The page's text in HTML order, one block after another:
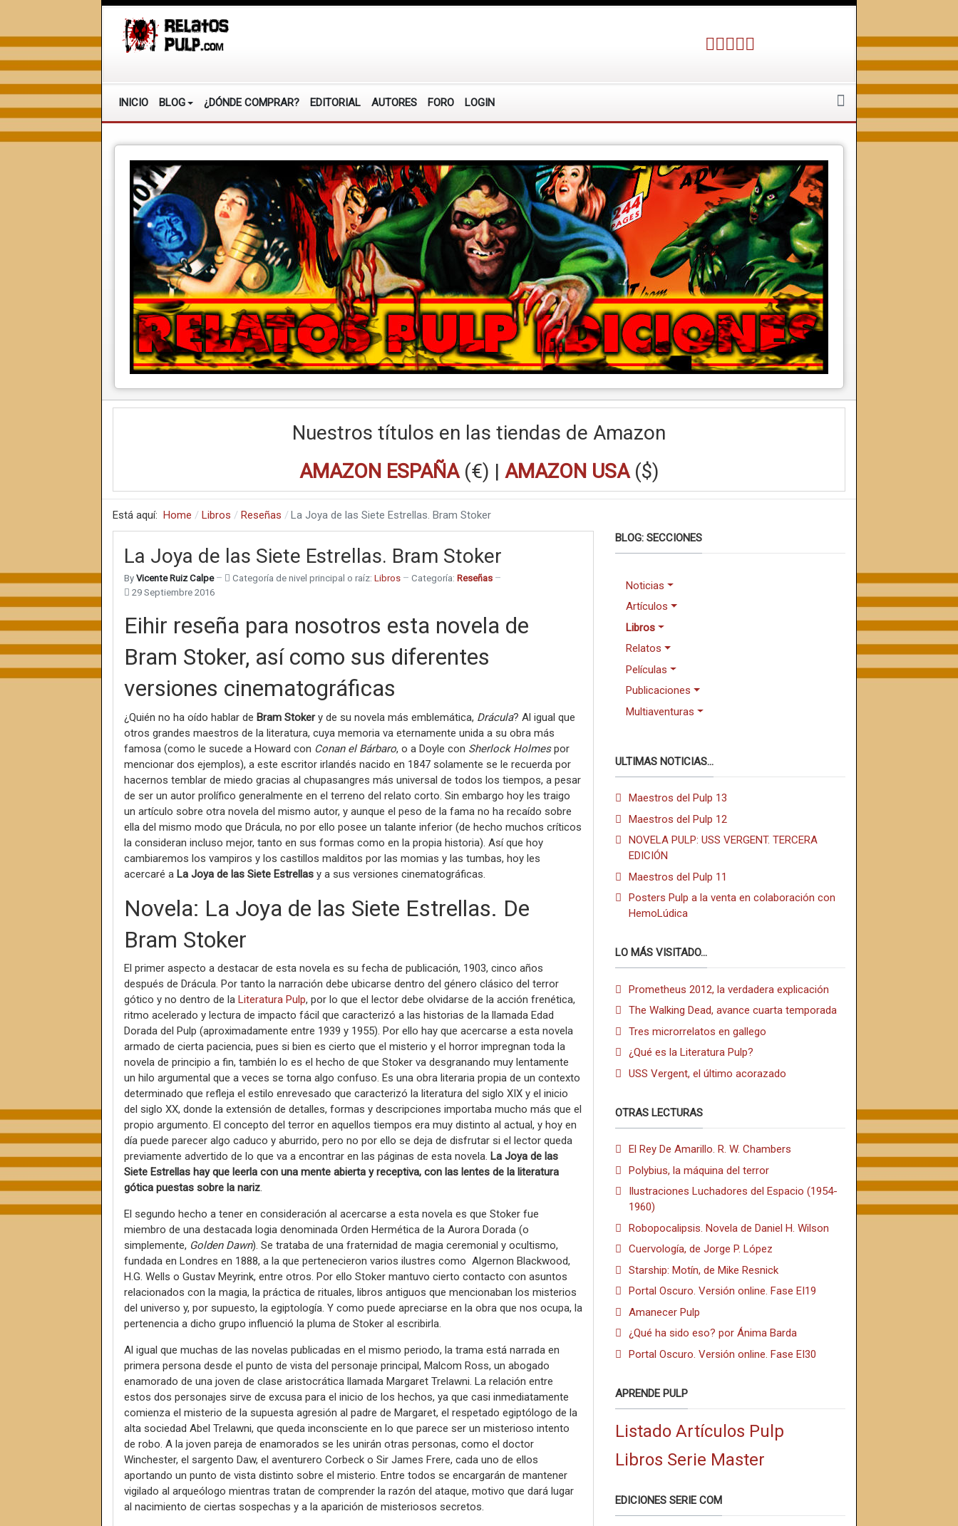
INICIO BLOG ¿DÓNDE COMPRAR? EDITORIAL AUTORES FORO LOGIN
Nuestros títulos en las tiendas de Amazon
AMAZON ESPAÑA(€) | AMAZON USA($)
Está aquí: Home Libros Reseñas La Joya de las Siete Estrellas. Bram Stoker
La Joya de las Siete Estrellas. Bram Stoker
By Vicente Ruiz Calpe Categoría de nivel principal o raíz: Libros Categoría: Reseñas
29 Septiembre 2016
Eihir reseña para nosotros esta novela de
Bram Stoker, así como sus diferentes
versiones cinematográficas
¿Quién no ha oído hablar de Bram Stokery de su novela más emblemática, Drácula? Al igual que
otros grandes maestros de la literatura, cuya memoria va eternamente unida a su obra más
famosa (como le sucede a Howard con Conan el Bárbaro, o a Doyle con Sherlock Holmespor
mencionar dos ejemplos), a este escritor irlandés nacido en 1847 solamente se le recuerda por
hacernos temblar de miedo gracias al chupasangres más universal de todos los tiempos, a pesar
de ser un autor prolífico generalmente en el terreno del relato corto. Sin embargo hoy les traigo
un artículo sobre otra novela del mismo autor, y aunque el peso de la fama no ha recaído sobre
ella del mismo modo que Drácula, no por ello posee un talante inferior (de hecho muchos críticos
la consideran incluso mejor, tanto en sus formas como en la propia historia). Así que hoy
cambiaremos los vampiros y los castillos malditos por las momias y las tumbas, hoy les
acercaré a La Joya de las Siete Estrellas y a sus versiones cinematográficas.
Novela: La Joya de las Siete Estrellas. De
Bram Stoker
El primer aspecto a destacar de esta novela es su fecha de publicación, 1903, cinco años
después de Drácula. Por tanto la narración debe ubicarse dentro del género clásico del terror
gótico y no dentro de la Literatura Pulp, por lo que el lector debe olvidarse de la acción frenética,
ritmo acelerado y lectura de impacto fácil que caracterizó a las historias de la llamada Edad
Dorada del Pulp (aproximadamente entre 1939 y 1955). Por ello hay que acercarse a esta novela
armado de cierta paciencia, pues si bien es cierto que el misterio y el horror impregnan toda la
novela de principio a fin, también lo es el hecho de que Stoker va desgranando muy lentamente
un hilo argumental que a veces se torna algo confuso. Es una obra literaria propia de un contexto
determinado que refleja el estilo enrevesado que caracterizó la literatura del siglo XIX y el inicio
del siglo XX, donde la extensión de detalles, formas y descripciones importaba mucho más que el
propio argumento. El concepto del terror en aquellos tiempos era muy distinto al actual, y hoy en
día puede parecer algo caduco y aburrido, pero no por ello se deja de disfrutar si el lector queda
previamente advertido de lo que va a encontrar en las páginas de esta novela. La Joya de las
Siete Estrellas hay que leerla con una mente abierta y receptiva, con las lentes de la literatura
gótica puestas sobre la nariz.
El segundo hecho a tener en consideración al acercarse a esta novela es que Stoker fue
miembro de una destacada logia denominada Orden Hermética de la Aurora Dorada (o
simplemente, Golden Dawn). Se trataba de una fraternidad de magia ceremonial y ocultismo,
fundada en Londres en 1888, a la que pertenecieron varios ilustres como Algernon Blackwood,
H.G. Wells o Gustav Meyrink, entre otros. Por ello Stoker mantuvo cierto contacto con asuntos
relacionados con la magia, la práctica de rituales, libros antiguos que mencionaban los misterios
del universo y, por supuesto, la egiptología. Y como puede apreciarse en la obra que nos ocupa, la
pertenencia a dicho grupo influenció la pluma de Stoker al escribirla.
Al igual que muchas de las novelas publicadas en el mismo periodo, la trama está narrada en
primera persona desde el punto de vista del personaje principal, Malcom Ross, un abogado
enamorado de una joven de clase aristocrática llamada Margaret Trelawni. La relación entre
estos dos personajes sirve de excusa para el inicio de los hechos, ya que casi inmediatamente
comienza el misterio de la supuesta agresión al padre de Margaret, el respetado egiptólogo de la
alta sociedad Abel Trelawni, que queda inconsciente en lo que parece ser un misterioso intento
de robo. A la joven pareja de enamorados se les unirán otras personas, como el doctor
Winchester, el sargento Daw, el aventurero Corbeck o Sir James Frere, cada uno de ellos
aportando un punto de vista distinto sobre el misterio. Entre todos se encargarán de mantener
vigilado al arqueólogo mientras tratan de comprender la razón del ataque, motivo que dará lugar
al nacimiento de ciertas sospechas y a la aparición de misteriosos secretos.
BLOG: SECCIONES
Noticias
Artículos
Libros
Relatos
Películas
Publicaciones
Multiaventuras
ULTIMAS NOTICIAS...
Maestros del Pulp 13
Maestros del Pulp 12
NOVELA PULP: USS VERGENT. TERCERA
EDICIÓN
Maestros del Pulp 11
Posters Pulp a la venta en colaboración con
HemoLúdica
LO MÁS VISITADO...
Prometheus 2012, la verdadera explicación
The Walking Dead, avance cuarta temporada
Tres microrrelatos en gallego
¿Qué es la Literatura Pulp?
USS Vergent, el último acorazado
OTRAS LECTURAS
El Rey De Amarillo. R. W. Chambers
Polybius, la máquina del terror
Ilustraciones Luchadores del Espacio (1954-
1960)
Robopocalipsis. Novela de Daniel H. Wilson
Cuervología, de Jorge P. López
Starship: Motín, de Mike Resnick
Portal Oscuro. Versión online. Fase EI19
Amanecer Pulp
¿Qué ha sido eso? por Ánima Barda
Portal Oscuro. Versión online. Fase EI30
APRENDE PULP
Listado Artículos Pulp
Libros Serie Master
EDICIONES SERIE COM